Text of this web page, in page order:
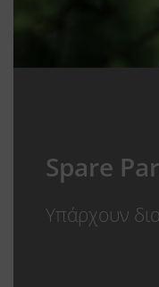
Spare
Υπάρχουν